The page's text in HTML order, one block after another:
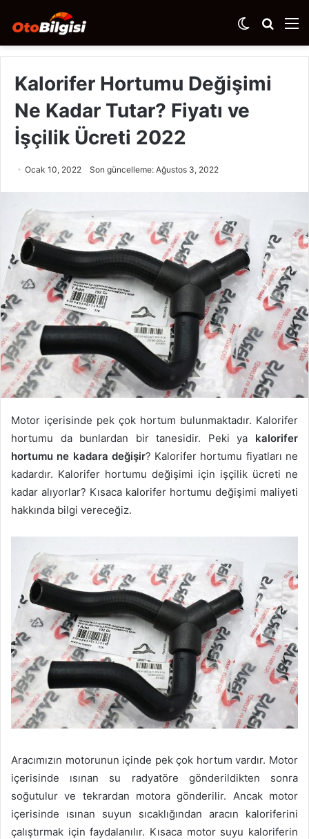
Arama
yap
Dış
görünümü
Kalorifer Hortumu Değişimi
Ne Kadar Tutar? Fiyatı ve
İşçilik Ücreti 2022
Ocak 10, 2022 Son güncelleme: Ağustos 3, 2022
Motor içerisinde pek çok hortum bulunmaktadır. Kalorifer
hortumu da bunlardan bir tanesidir. Peki ya kalorifer
hortumu ne kadara değişir? Kalorifer hortumu fiyatları ne
kadardır. Kalorifer hortumu değişimi için işçilik ücreti ne
kadar alıyorlar? Kısaca kalorifer hortumu değişimi maliyeti
hakkında bilgi vereceğiz.
Aracımızın motorunun içinde pek çok hortum vardır. Motor
içerisinde ısınan su radyatöre gönderildikten sonra
soğutulur ve tekrardan motora gönderilir. Ancak motor
içerisinde ısınan suyun sıcaklığından aracın kaloriferini
çalıştırmak için faydalanılır. Kısaca motor suyu kaloriferin